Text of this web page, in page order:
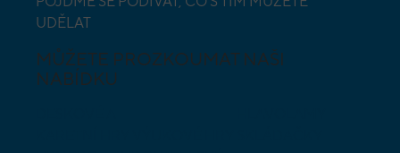
UDĚLAT
MŮŽETE PROZKOUMAT NAŠI
NABÍDKU